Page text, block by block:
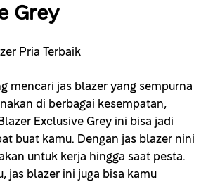
Grey
mencari jas blazer yang sempurna
di berbagai kesempatan,
Exclusive Grey ini bisa jadi
buat kamu. Dengan jas blazer nini
untuk kerja hingga saat pesta.
jas blazer ini juga bisa kamu